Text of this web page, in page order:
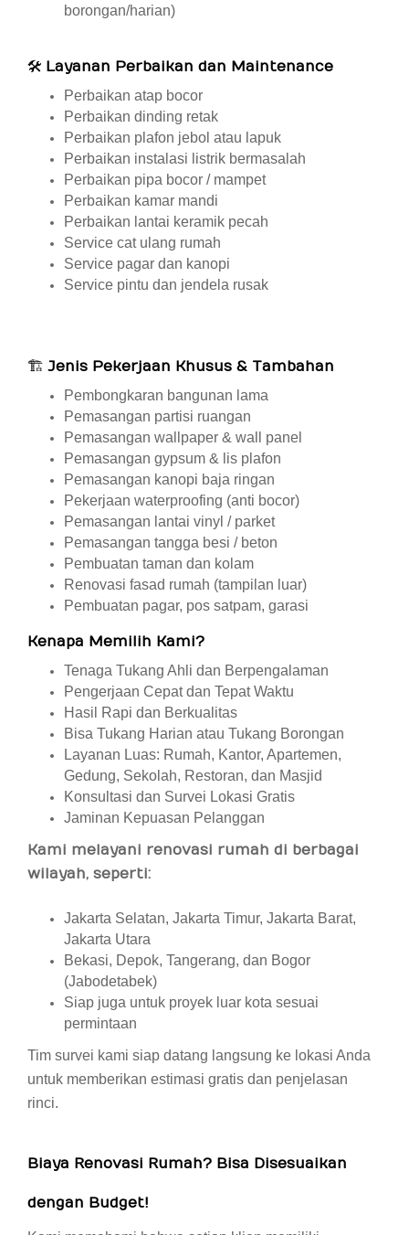
borongan/harian)
🛠 Layanan Perbaikan dan Maintenance
Perbaikan atap bocor
Perbaikan dinding retak
Perbaikan plafon jebol atau lapuk
Perbaikan instalasi listrik bermasalah
Perbaikan pipa bocor / mampet
Perbaikan kamar mandi
Perbaikan lantai keramik pecah
Service cat ulang rumah
Service pagar dan kanopi
Service pintu dan jendela rusak
🏗 Jenis Pekerjaan Khusus & Tambahan
Pembongkaran bangunan lama
Pemasangan partisi ruangan
Pemasangan wallpaper & wall panel
Pemasangan gypsum & lis plafon
Pemasangan kanopi baja ringan
Pekerjaan waterproofing (anti bocor)
Pemasangan lantai vinyl / parket
Pemasangan tangga besi / beton
Pembuatan taman dan kolam
Renovasi fasad rumah (tampilan luar)
Pembuatan pagar, pos satpam, garasi
Kenapa Memilih Kami?
Tenaga Tukang Ahli dan Berpengalaman
Pengerjaan Cepat dan Tepat Waktu
Hasil Rapi dan Berkualitas
Bisa Tukang Harian atau Tukang Borongan
Layanan Luas: Rumah, Kantor, Apartemen,
Gedung, Sekolah, Restoran, dan Masjid
Konsultasi dan Survei Lokasi Gratis
Jaminan Kepuasan Pelanggan
Kami melayani renovasi rumah di berbagai
wilayah, seperti:
Jakarta Selatan, Jakarta Timur, Jakarta Barat,
Jakarta Utara
Bekasi, Depok, Tangerang, dan Bogor
(Jabodetabek)
Siap juga untuk proyek luar kota sesuai
permintaan
Tim survei kami siap datang langsung ke lokasi Anda
untuk memberikan estimasi gratis dan penjelasan
rinci.
Biaya Renovasi Rumah? Bisa Disesuaikan
dengan Budget!